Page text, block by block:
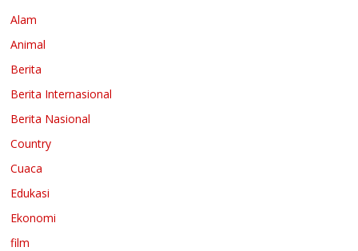
Alam
Animal
Berita
Berita Internasional
Berita Nasional
Country
Cuaca
Edukasi
Ekonomi
film